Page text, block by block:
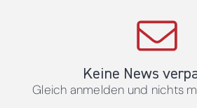
Keine News
Gleich anmelden und nichts